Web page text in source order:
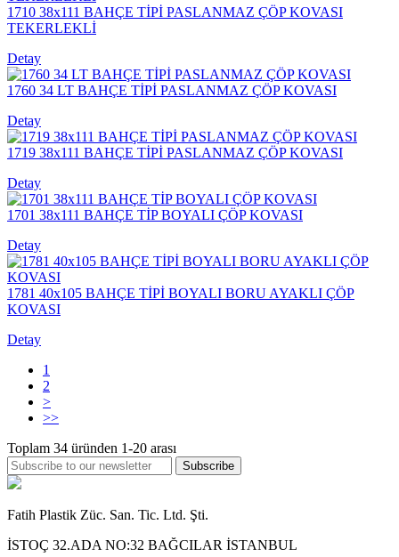
1710 38x111 BAHÇE TİPİ PASLANMAZ ÇÖP KOVASI
TEKERLEKLİ
Detay
1760 34 LT BAHÇE TİPİ PASLANMAZ ÇÖP KOVASI
Detay
1719 38x111 BAHÇE TİPİ PASLANMAZ ÇÖP KOVASI
Detay
1701 38x111 BAHÇE TİP BOYALI ÇÖP KOVASI
Detay
1781 40x105 BAHÇE TİPİ BOYALI BORU AYAKLI ÇÖP
KOVASI
Detay
1
2
>
>>
Toplam 34 üründen 1-20 arası
Subscribe
Fatih Plastik Züc. San. Tic. Ltd. Şti.
İSTOÇ 32.ADA NO:32 BAĞCILAR İSTANBUL